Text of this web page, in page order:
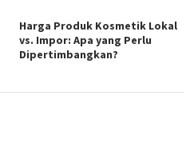
Harga Produk Kosmetik Lokal
vs. Impor: Apa yang Perlu
Dipertimbangkan?